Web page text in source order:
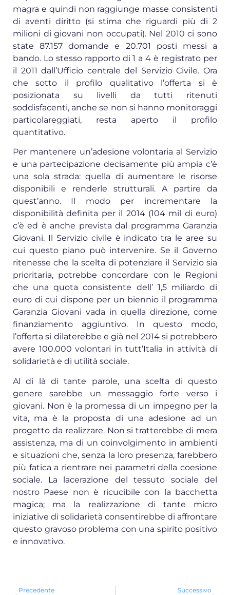
magra e quindi non raggiunge masse consistenti
di aventi diritto (si stima che riguardi più di 2
milioni di giovani non occupati). Nel 2010 ci sono
state 87.157 domande e 20.701 posti messi a
bando. Lo stesso rapporto di 1 a 4 è registrato per
il 2011 dall’Ufficio centrale del Servizio Civile. Ora
che sotto il profilo qualitativo l’offerta si è
posizionata su livelli da tutti ritenuti
soddisfacenti, anche se non si hanno monitoraggi
particolareggiati, resta aperto il profilo
quantitativo.
Per mantenere un’adesione volontaria al Servizio
e una partecipazione decisamente più ampia c’è
una sola strada: quella di aumentare le risorse
disponibili e renderle strutturali. A partire da
quest’anno. Il modo per incrementare la
disponibilità definita per il 2014 (104 mil di euro)
c’è ed è anche prevista dal programma Garanzia
Giovani. Il Servizio civile è indicato tra le aree su
cui questo piano può intervenire. Se il Governo
ritenesse che la scelta di potenziare il Servizio sia
prioritaria, potrebbe concordare con le Regioni
che una quota consistente dell’ 1,5 miliardo di
euro di cui dispone per un biennio il programma
Garanzia Giovani vada in quella direzione, come
finanziamento aggiuntivo. In questo modo,
l’offerta si dilaterebbe e già nel 2014 si potrebbero
avere 100.000 volontari in tutt’Italia in attività di
solidarietà e di utilità sociale.
Al di là di tante parole, una scelta di questo
genere sarebbe un messaggio forte verso i
giovani. Non è la promessa di un impegno per la
vita, ma è la proposta di una adesione ad un
progetto da realizzare. Non si tratterebbe di mera
assistenza, ma di un coinvolgimento in ambienti
e situazioni che, senza la loro presenza, farebbero
più fatica a rientrare nei parametri della coesione
sociale. La lacerazione del tessuto sociale del
nostro Paese non è ricucibile con la bacchetta
magica; ma la realizzazione di tante micro
iniziative di solidarietà consentirebbe di affrontare
questo gravoso problema con una spirito positivo
e innovativo.
Precedente Successivo